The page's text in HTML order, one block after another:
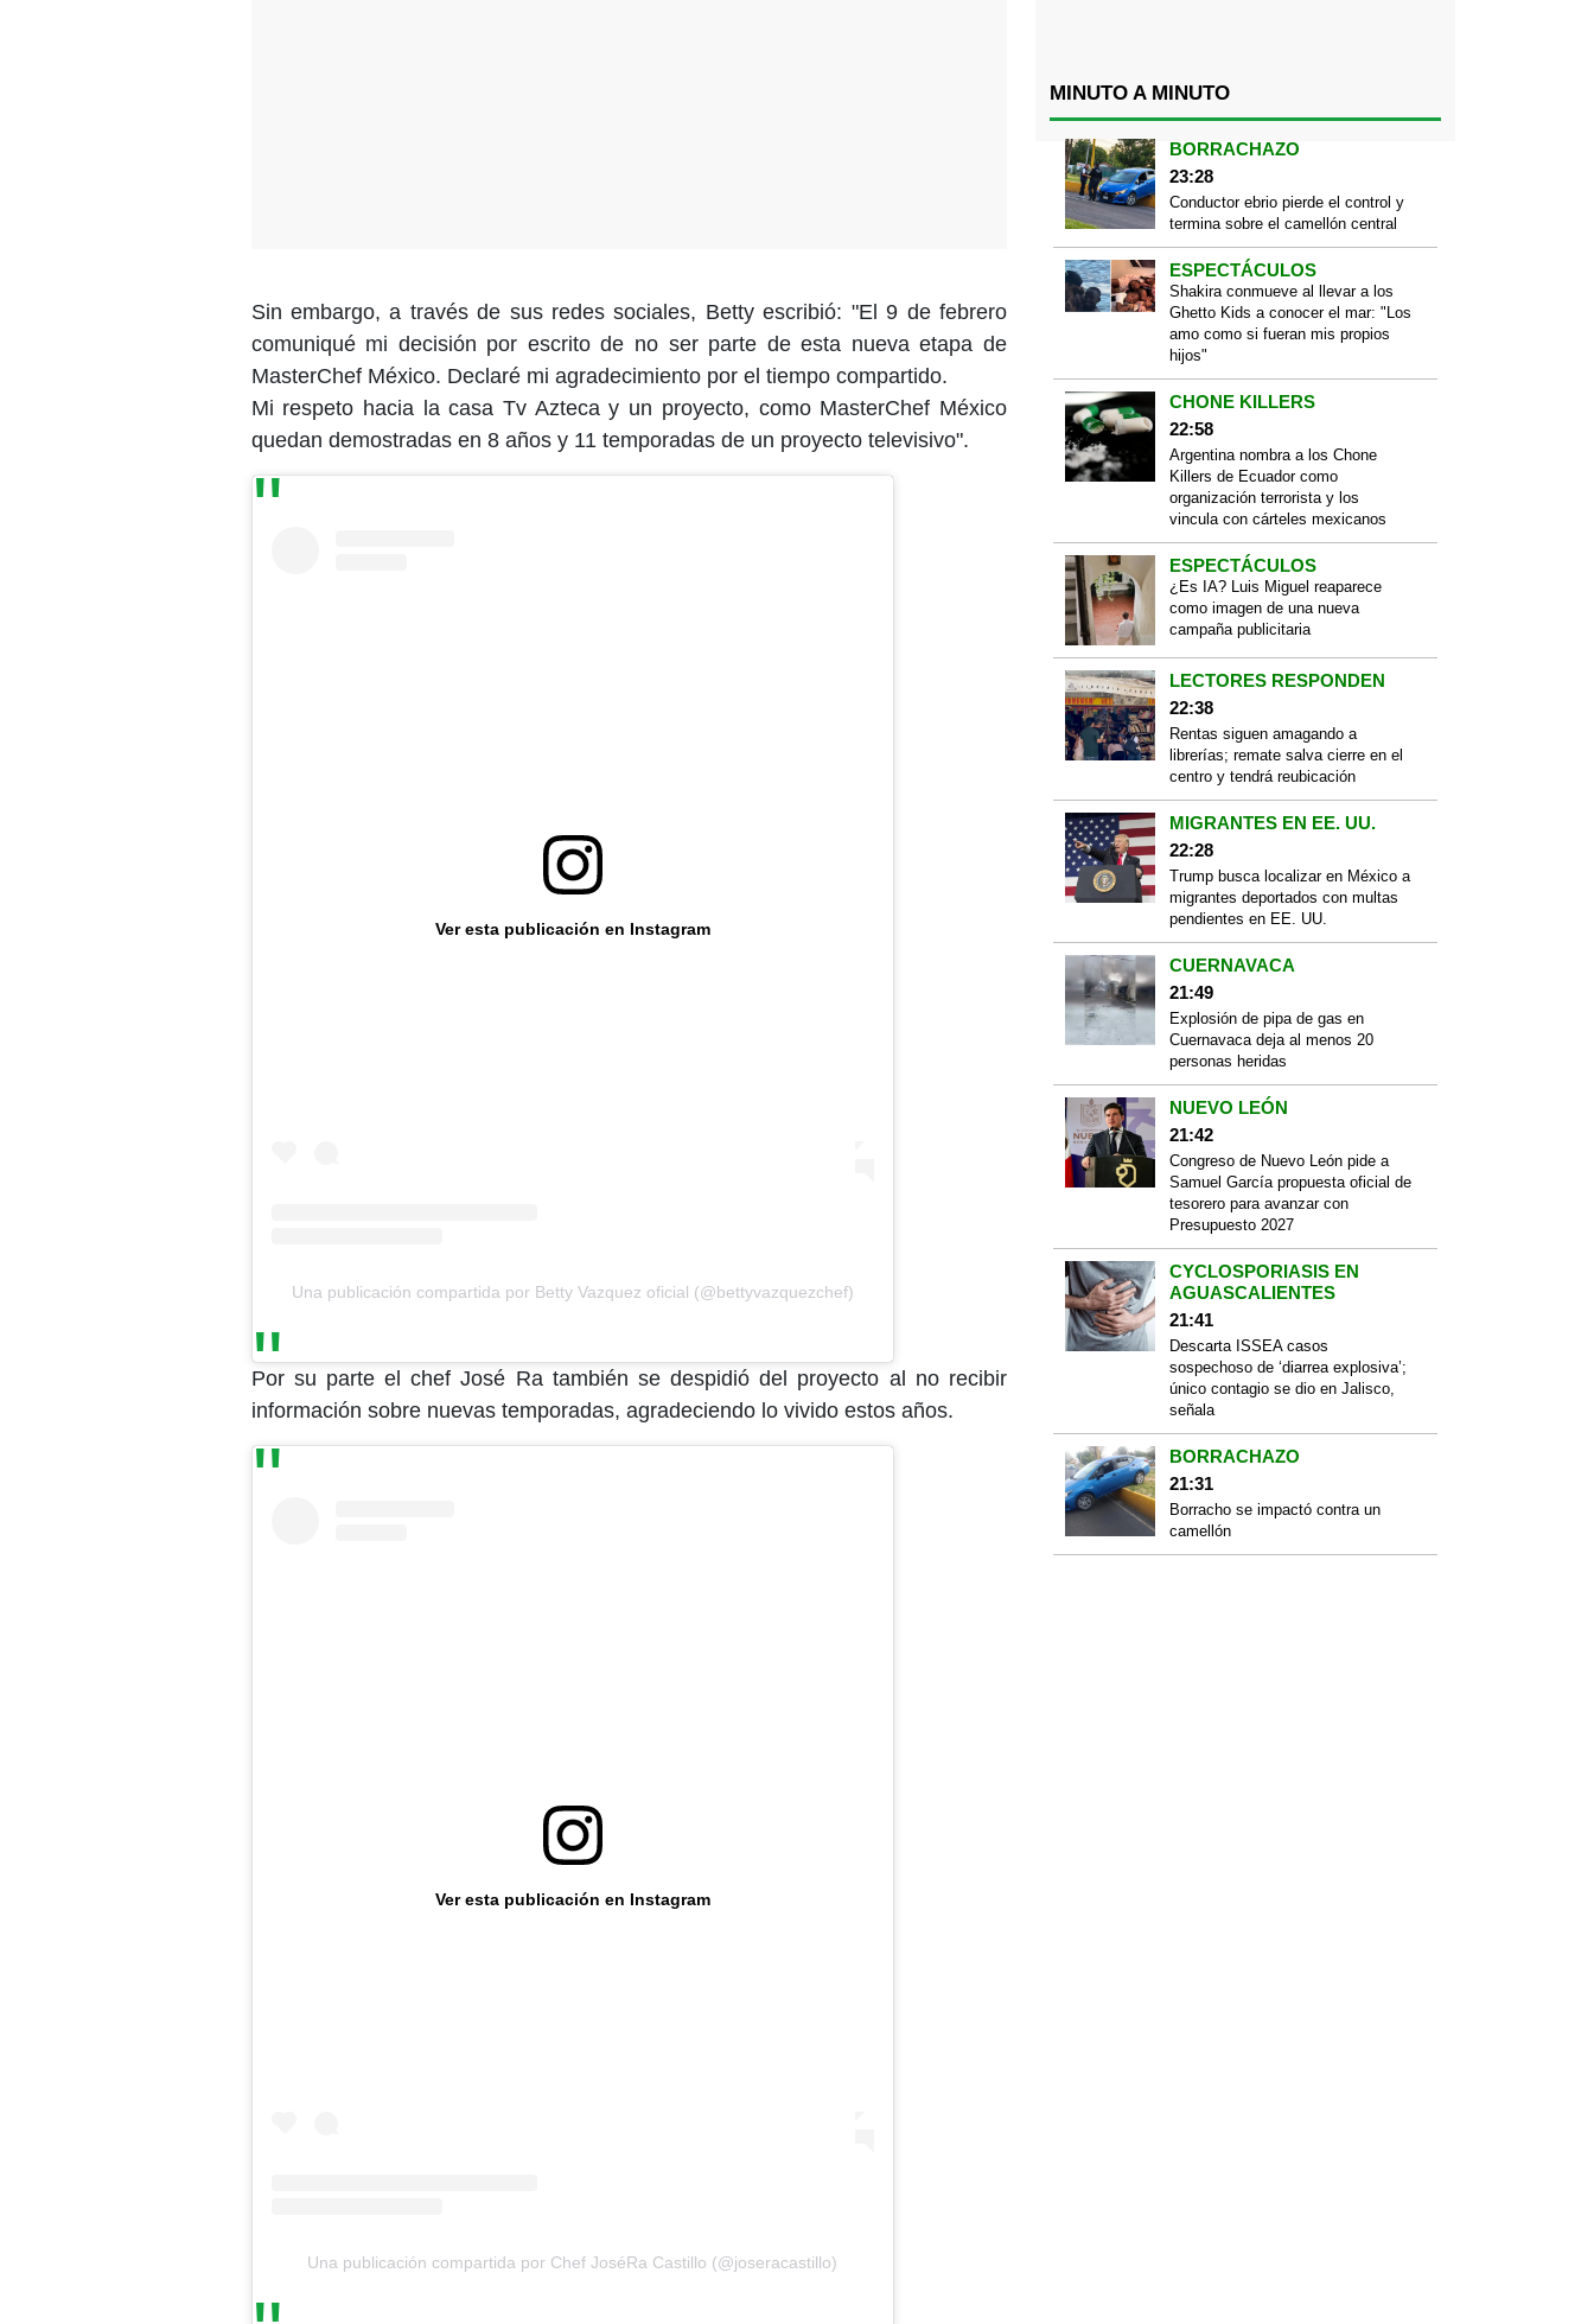
Sin embargo, a través de sus redes sociales, Betty escribió: "El 9 de febrero
comuniqué mi decisión por escrito de no ser parte de esta nueva etapa de
MasterChef México. Declaré mi agradecimiento por el tiempo compartido.
Mi respeto hacia la casa Tv Azteca y un proyecto, como MasterChef México
quedan demostradas en 8 años y 11 temporadas de un proyecto televisivo".
Ver esta publicación en Instagram
Una publicación compartida por Betty Vazquez oficial (@bettyvazquezchef)
Por su parte el chef José Ra también se despidió del proyecto al no recibir
información sobre nuevas temporadas, agradeciendo lo vivido estos años.
Ver esta publicación en Instagram
Una publicación compartida por Chef JoséRa Castillo (@joseracastillo)
MINUTO A MINUTO
BORRACHAZO
23:28
Conductor ebrio pierde el control y
termina sobre el camellón central
ESPECTÁCULOS
Shakira conmueve al llevar a los
Ghetto Kids a conocer el mar: "Los
amo como si fueran mis propios
hijos"
CHONE KILLERS
22:58
Argentina nombra a los Chone
Killers de Ecuador como
organización terrorista y los
vincula con cárteles mexicanos
ESPECTÁCULOS
¿Es IA? Luis Miguel reaparece
como imagen de una nueva
campaña publicitaria
LECTORES RESPONDEN
22:38
Rentas siguen amagando a
librerías; remate salva cierre en el
centro y tendrá reubicación
MIGRANTES EN EE. UU.
22:28
Trump busca localizar en México a
migrantes deportados con multas
pendientes en EE. UU.
CUERNAVACA
21:49
Explosión de pipa de gas en
Cuernavaca deja al menos 20
personas heridas
NUEVO LEÓN
21:42
Congreso de Nuevo León pide a
Samuel García propuesta oficial de
tesorero para avanzar con
Presupuesto 2027
CYCLOSPORIASIS EN
AGUASCALIENTES
21:41
Descarta ISSEA casos
sospechoso de ‘diarrea explosiva’;
único contagio se dio en Jalisco,
señala
BORRACHAZO
21:31
Borracho se impactó contra un
camellón